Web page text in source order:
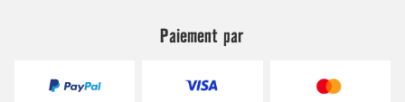
Paiement par